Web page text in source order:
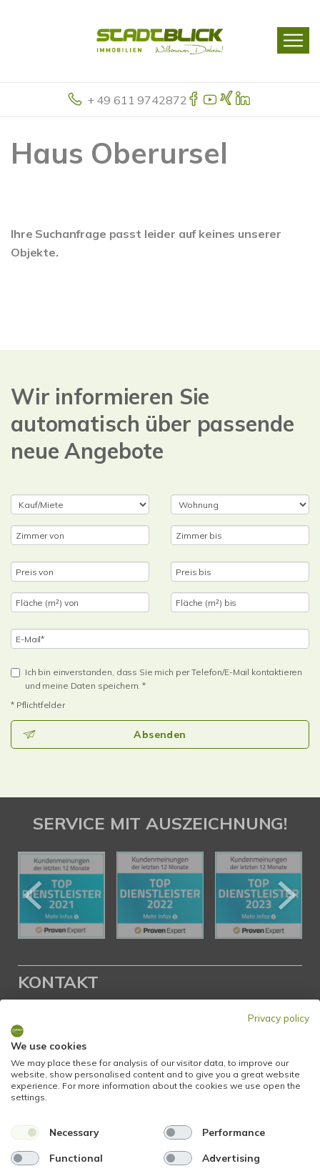
+ 49 611 9742872
Haus Oberursel
Ihre Suchanfrage passt leider auf keines unserer
Objekte.
Wir informieren Sie
automatisch über passende
neue Angebote
Ich bin einverstanden, dass Sie mich per Telefon/E-Mail kontaktieren
und meine Daten speichern. *
* Pflichtfelder
Absenden
SERVICE MIT AUSZEICHNUNG!
KONTAKT
Glockengasse 2
65199 Wiesbaden
Tel.:+49 611 9742 872
Mail:
info@stadtblick-immobilien.de
Web:
www.stadtblick-immobilien.de
Privacy policy
We use cookies
We may place these for analysis of our visitor data, to improve our
website, show personalised content and to give you a great website
experience. For more information about the cookies we use open the
settings.
Necessary Performance
Functional Advertising